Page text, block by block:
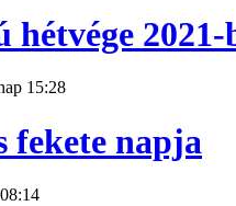
hétvége 2021-
15:28
fekete napja